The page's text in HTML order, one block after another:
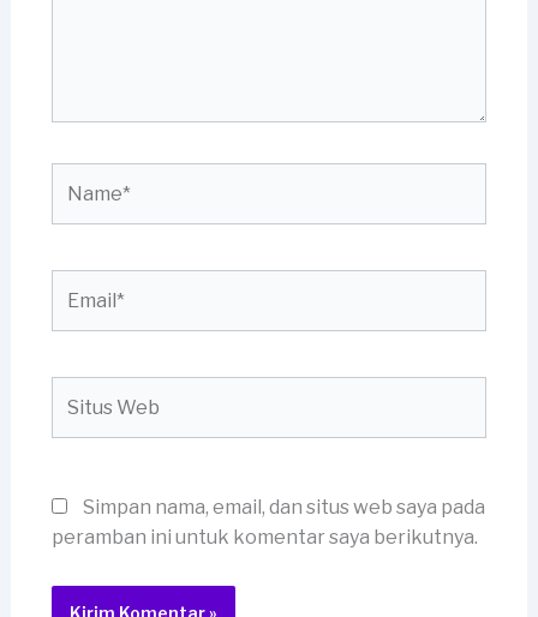
Web
Simpan nama, email, dan situs web saya pada
peramban ini untuk komentar saya berikutnya.